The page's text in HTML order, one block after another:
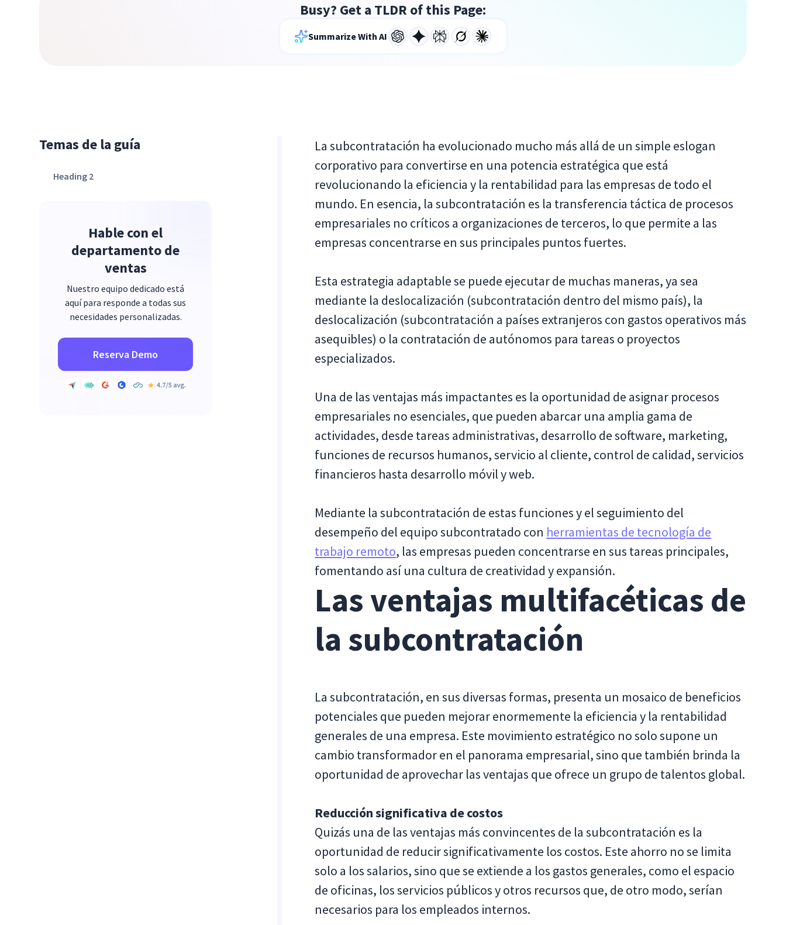
Busy? Get a TLDR of this Page:
Summarize With AI
Temas de la guía
Heading 2
Hable con el
departamento de
ventas
Nuestro equipo dedicado está
aquí para responde a todas sus
necesidades personalizadas.
Reserva Demo
La subcontratación ha evolucionado mucho más allá de un simple eslogan
corporativo para convertirse en una potencia estratégica que está
revolucionando la eficiencia y la rentabilidad para las empresas de todo el
mundo. En esencia, la subcontratación es la transferencia táctica de procesos
empresariales no críticos a organizaciones de terceros, lo que permite a las
empresas concentrarse en sus principales puntos fuertes.
Esta estrategia adaptable se puede ejecutar de muchas maneras, ya sea
mediante la deslocalización (subcontratación dentro del mismo país), la
deslocalización (subcontratación a países extranjeros con gastos operativos más
asequibles) o la contratación de autónomos para tareas o proyectos
especializados.
Una de las ventajas más impactantes es la oportunidad de asignar procesos
empresariales no esenciales, que pueden abarcar una amplia gama de
actividades, desde tareas administrativas, desarrollo de software, marketing,
funciones de recursos humanos, servicio al cliente, control de calidad, servicios
financieros hasta desarrollo móvil y web.
Mediante la subcontratación de estas funciones y el seguimiento del
desempeño del equipo subcontratado con herramientas de tecnología de
trabajo remoto, las empresas pueden concentrarse en sus tareas principales,
fomentando así una cultura de creatividad y expansión.
Las ventajas multifacéticas de
la subcontratación
La subcontratación, en sus diversas formas, presenta un mosaico de beneficios
potenciales que pueden mejorar enormemente la eficiencia y la rentabilidad
generales de una empresa. Este movimiento estratégico no solo supone un
cambio transformador en el panorama empresarial, sino que también brinda la
oportunidad de aprovechar las ventajas que ofrece un grupo de talentos global.
Reducción significativa de costos
Quizás una de las ventajas más convincentes de la subcontratación es la
oportunidad de reducir significativamente los costos. Este ahorro no se limita
solo a los salarios, sino que se extiende a los gastos generales, como el espacio
de oficinas, los servicios públicos y otros recursos que, de otro modo, serían
necesarios para los empleados internos.